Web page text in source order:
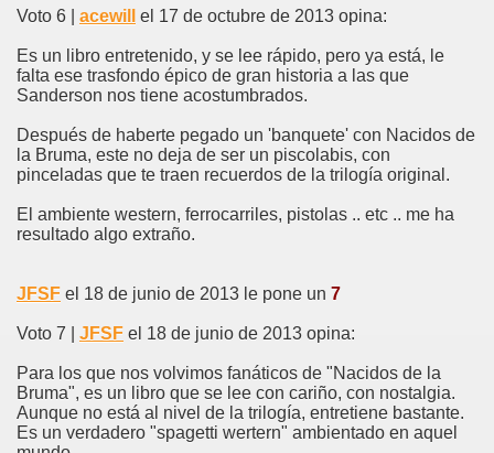
Voto 6 | acewill el 17 de octubre de 2013 opina:
Es un libro entretenido, y se lee rápido, pero ya está, le
falta ese trasfondo épico de gran historia a las que
Sanderson nos tiene acostumbrados.
Después de haberte pegado un 'banquete' con Nacidos de
la Bruma, este no deja de ser un piscolabis, con
pinceladas que te traen recuerdos de la trilogía original.
El ambiente western, ferrocarriles, pistolas .. etc .. me ha
resultado algo extraño.
JFSF el 18 de junio de 2013 le pone un 7
Voto 7 | JFSF el 18 de junio de 2013 opina:
Para los que nos volvimos fanáticos de "Nacidos de la
Bruma", es un libro que se lee con cariño, con nostalgia.
Aunque no está al nivel de la trilogía, entretiene bastante.
Es un verdadero "spagetti wertern" ambientado en aquel